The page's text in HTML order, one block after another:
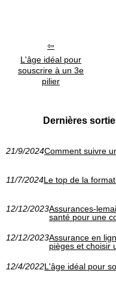
L'âge idéal pour
souscrire à un 3e
pilier
Dernières
21/9/2024Comment suivre
11/7/2024Le top de la
12/12/2023Assurances-
santé pour une
12/12/2023Assurance en
pièges et choisir
12/4/2022L'âge idéal pour